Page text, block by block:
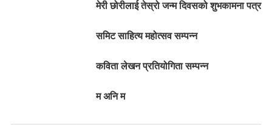
मेरी छोरीलाई तेस्रो जन्म दिवसको शुभकामना पत्र
समिट साहित्य महोत्सव सम्पन्न
कविता लेखन प्रतियोगिता सम्पन्न
म अनि म